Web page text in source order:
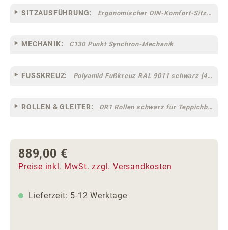
SITZAUSFÜHRUNG: Ergonomischer DIN-Komfort-Sitz [75]
MECHANIK: C130 Punkt Synchron-Mechanik
FUSSKREUZ: Polyamid Fußkreuz RAL 9011 schwarz [44]
ROLLEN & GLEITER: DR1 Rollen schwarz für Teppichböden [10]
Regulärer Preis:
889,00 €
Preise inkl. MwSt. zzgl. Versandkosten
Lieferzeit: 5-12 Werktage